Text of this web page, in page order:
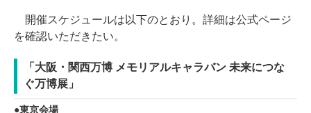
開催スケジュールは以下のとおり。詳細は公式ページ
を確認いただきたい。
「大阪・関西万博 メモリアルキャラバン 未来につな
ぐ万博展」
東京会場